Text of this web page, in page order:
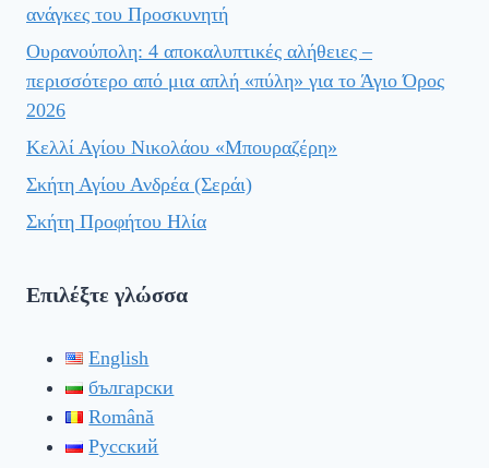
ανάγκες του Προσκυνητή
Ουρανούπολη: 4 αποκαλυπτικές αλήθειες –
περισσότερο από μια απλή «πύλη» για το Άγιο Όρος
2026
Κελλί Αγίου Νικολάου «Μπουραζέρη»
Σκήτη Αγίου Ανδρέα (Σεράι)
Σκήτη Προφήτου Ηλία
Επιλέξτε γλώσσα
English
български
Română
Русский